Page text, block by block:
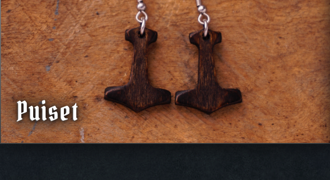
Puiset